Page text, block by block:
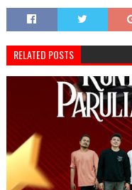
RELATED POSTS